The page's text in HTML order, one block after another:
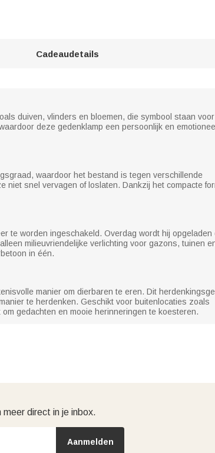
Cadeaudetails
duiven, vlinders en bloemen, die symbool staan
deze gedenklamp een persoonlijk en
waardoor het bestand is tegen verschillende
snel vervagen of loslaten. Dankzij het compacte
te worden ingeschakeld. Overdag wordt hij opgeladen
milieuvriendelijke verlichting voor gazons, tuinen
in één.
manier om dierbaren te eren. Dit
te herdenken. Geschikt voor buitenlocaties zoals
gedachten en mooie herinneringen te koesteren.
direct in je inbox.
Aanmelden